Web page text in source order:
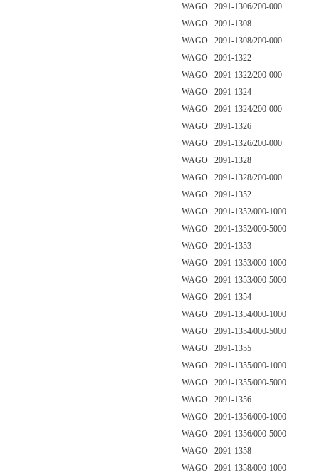
WAGO 2091-1306/200-000
WAGO 2091-1308
WAGO 2091-1308/200-000
WAGO 2091-1322
WAGO 2091-1322/200-000
WAGO 2091-1324
WAGO 2091-1324/200-000
WAGO 2091-1326
WAGO 2091-1326/200-000
WAGO 2091-1328
WAGO 2091-1328/200-000
WAGO 2091-1352
WAGO 2091-1352/000-1000
WAGO 2091-1352/000-5000
WAGO 2091-1353
WAGO 2091-1353/000-1000
WAGO 2091-1353/000-5000
WAGO 2091-1354
WAGO 2091-1354/000-1000
WAGO 2091-1354/000-5000
WAGO 2091-1355
WAGO 2091-1355/000-1000
WAGO 2091-1355/000-5000
WAGO 2091-1356
WAGO 2091-1356/000-1000
WAGO 2091-1356/000-5000
WAGO 2091-1358
WAGO 2091-1358/000-1000